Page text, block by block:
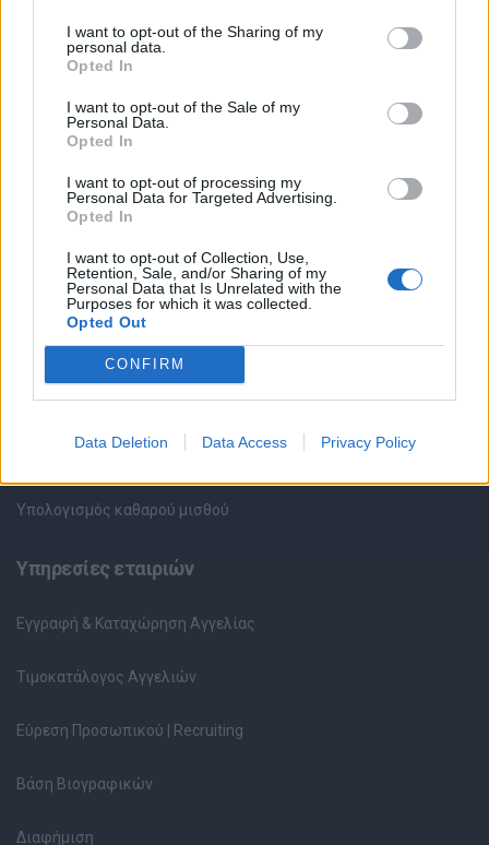
I want to opt-out of the Sharing of my
personal data.
Opted In
I want to opt-out of the Sale of my
Personal Data.
Opted In
I want to opt-out of processing my
Personal Data for Targeted Advertising.
Opted In
I want to opt-out of Collection, Use,
Retention, Sale, and/or Sharing of my
Personal Data that Is Unrelated with the
Purposes for which it was collected.
Opted Out
CONFIRM
Data Deletion Data Access Privacy Policy
Θέσεις Εργασίας ανά Εταιρεία
Κέντρο Βοήθειας
Υπηρεσίες υποψηφίων
Συμβουλές Καριέρας
HR corner
Περιγραφές Θέσεων Εργασίας
Ερωτήσεις συνεντεύξεων
Υπολογισμός καθαρού μισθού
Υπηρεσίες εταιριών
Εγγραφή & Καταχώρηση Αγγελίας
Τιμοκατάλογος Αγγελιών
Εύρεση Προσωπικού | Recruiting
Βάση Βιογραφικών
Διαφήμιση